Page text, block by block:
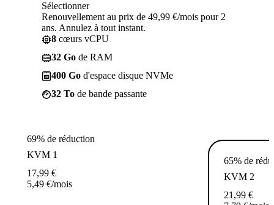
Sélectionner
Renouvellement au prix de 49,99 €/mois pour 2
ans. Annulez à tout instant.
8 cœurs vCPU
32 Go de RAM
400 Go d'espace disque NVMe
32 To de bande passante
69% de réduction
KVM 1
17,99 €
5,49 €/mois
65% de
KVM 2
21,99 €